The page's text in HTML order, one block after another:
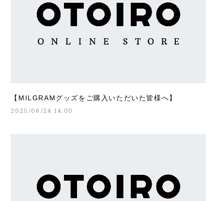
【MILGRAMグッズをご購入いただいた皆様へ】
2025/06/24 14:00